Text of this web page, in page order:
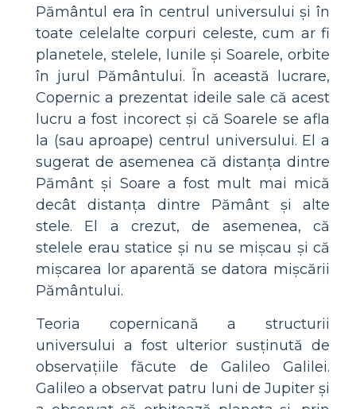
Pământul era în centrul universului și în
toate celelalte corpuri celeste, cum ar fi
planetele, stelele, lunile și Soarele, orbite
în jurul Pământului. În această lucrare,
Copernic a prezentat ideile sale că acest
lucru a fost incorect și că Soarele se afla
la (sau aproape) centrul universului. El a
sugerat de asemenea că distanța dintre
Pământ și Soare a fost mult mai mică
decât distanța dintre Pământ și alte
stele. El a crezut, de asemenea, că
stelele erau statice și nu se mișcau și că
mișcarea lor aparentă se datora mișcării
Pământului.
Teoria copernicană a structurii
universului a fost ulterior susținută de
observațiile făcute de Galileo Galilei.
Galileo a observat patru luni de Jupiter și